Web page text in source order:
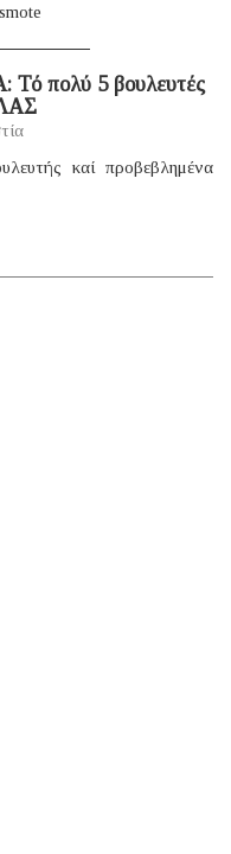
Τό πολύ 5 βουλευτές
καί προβεβλημένα